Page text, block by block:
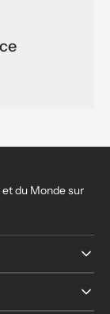
et du Monde sur